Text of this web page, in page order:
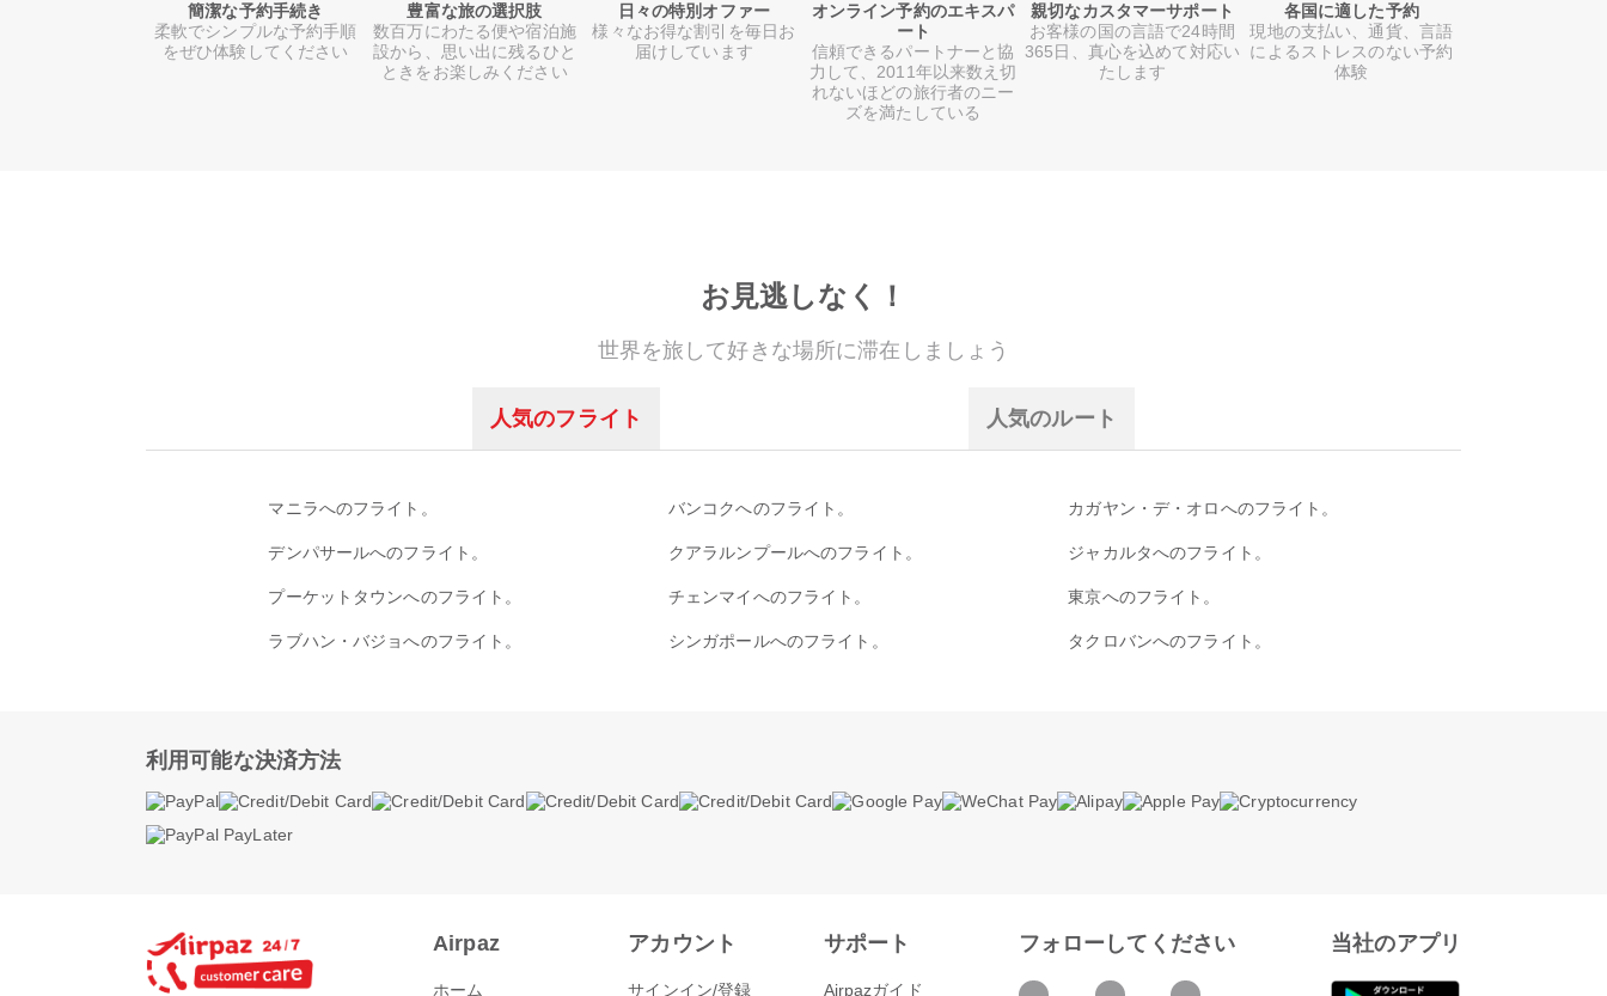
簡潔な予約手続き
柔軟でシンプルな予約手順
をぜひ体験してください
豊富な旅の選択肢
数百万にわたる便や宿泊施
設から、思い出に残るひと
ときをお楽しみください
日々の特別オファー
様々なお得な割引を毎日お
届けしています
オンライン予約のエキスパ
ート
信頼できるパートナーと協
力して、2011年以来数え切
れないほどの旅行者のニー
ズを満たしている
親切なカスタマーサポート
お客様の国の言語で24時間
365日、真心を込めて対応い
たします
各国に適した予約
現地の支払い、通貨、言語
によるストレスのない予約
体験
お見逃しなく！
世界を旅して好きな場所に滞在しましょう
人気のフライト 人気のルート
マニラへのフライト。 バンコクへのフライト。 カガヤン・デ・オロへのフライト。
デンパサールへのフライト。 クアラルンプールへのフライト。 ジャカルタへのフライト。
プーケットタウンへのフライト。 チェンマイへのフライト。 東京へのフライト。
ラブハン・バジョへのフライト。 シンガポールへのフライト。 タクロバンへのフライト。
利用可能な決済方法
Airpaz
ホーム
アカウント
サインイン/登録
サポート
Airpazガイド
フォローしてください 当社のアプリ